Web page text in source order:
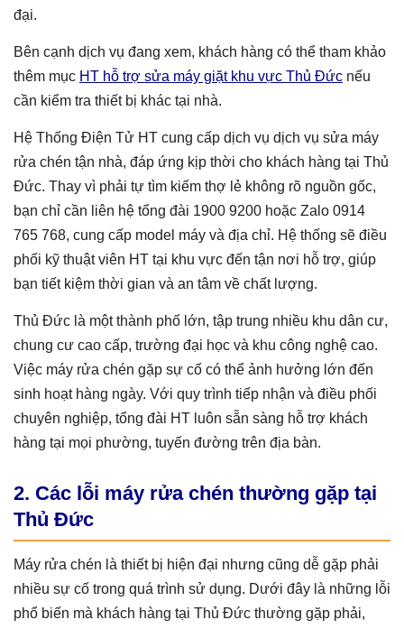
đại.
Bên cạnh dịch vụ đang xem, khách hàng có thể tham khảo
thêm mục HT hỗ trợ sửa máy giặt khu vực Thủ Đức nếu
cần kiểm tra thiết bị khác tại nhà.
Hệ Thống Điện Tử HT cung cấp dịch vụ dịch vụ sửa máy
rửa chén tận nhà, đáp ứng kịp thời cho khách hàng tại Thủ
Đức. Thay vì phải tự tìm kiếm thợ lẻ không rõ nguồn gốc,
bạn chỉ cần liên hệ tổng đài 1900 9200 hoặc Zalo 0914
765 768, cung cấp model máy và địa chỉ. Hệ thống sẽ điều
phối kỹ thuật viên HT tại khu vực đến tận nơi hỗ trợ, giúp
bạn tiết kiệm thời gian và an tâm về chất lượng.
Thủ Đức là một thành phố lớn, tập trung nhiều khu dân cư,
chung cư cao cấp, trường đại học và khu công nghệ cao.
Việc máy rửa chén gặp sự cố có thể ảnh hưởng lớn đến
sinh hoạt hàng ngày. Với quy trình tiếp nhận và điều phối
chuyên nghiệp, tổng đài HT luôn sẵn sàng hỗ trợ khách
hàng tại mọi phường, tuyến đường trên địa bàn.
2. Các lỗi máy rửa chén thường gặp tại
Thủ Đức
Máy rửa chén là thiết bị hiện đại nhưng cũng dễ gặp phải
nhiều sự cố trong quá trình sử dụng. Dưới đây là những lỗi
phổ biến mà khách hàng tại Thủ Đức thường gặp phải,